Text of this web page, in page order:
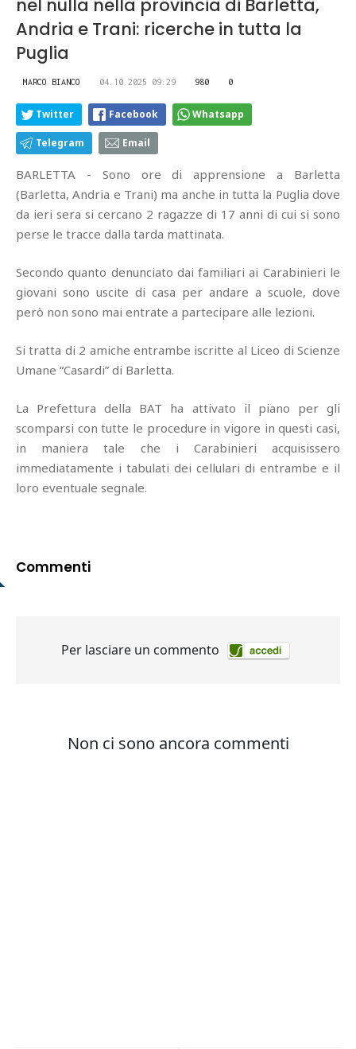
nel nulla nella provincia di Barletta,
Andria e Trani: ricerche in tutta la
Puglia
MARCO BIANCO 04.10.2025 09:29 980 0
Twitter Facebook Whatsapp
Telegram Email
BARLETTA - Sono ore di apprensione a Barletta
(Barletta, Andria e Trani) ma anche in tutta la Puglia dove
da ieri sera si cercano 2 ragazze di 17 anni di cui si sono
perse le tracce dalla tarda mattinata.
Secondo quanto denunciato dai familiari ai Carabinieri le
giovani sono uscite di casa per andare a scuole, dove
però non sono mai entrate a partecipare alle lezioni.
Si tratta di 2 amiche entrambe iscritte al Liceo di Scienze
Umane “Casardi” di Barletta.
La Prefettura della BAT ha attivato il piano per gli
scomparsi con tutte le procedure in vigore in questi casi,
in maniera tale che i Carabinieri acquisissero
immediatamente i tabulati dei cellulari di entrambe e il
loro eventuale segnale.
Commenti